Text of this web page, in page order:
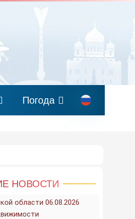
Погода
НОВОСТИ
области 06.08.2026